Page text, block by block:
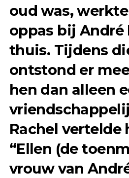
oud was,
oppas bij André
thuis. Tijdens
ontstond er
hen dan alleen
Rachel vertelde
“Ellen (de
vrouw van